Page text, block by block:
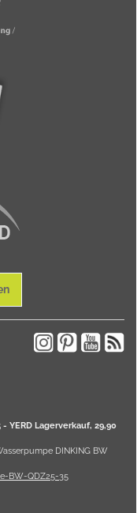
YERD Lagerverkauf, 29,90
DINKING BW
BW-QDZ25-35